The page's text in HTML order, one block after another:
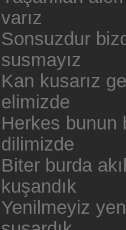
varız
Sonsuzdur
susmayız
Kan kusarız
elimizde
Herkes bunun
dilimizde
Biter burda
kuşandık
Yenilmeyiz